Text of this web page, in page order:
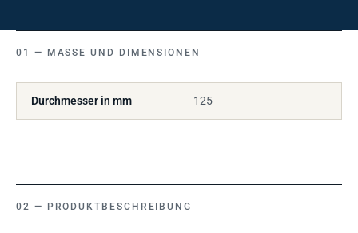
MASSE UND DIMENSIONEN
Durchmesser in mm 125
PRODUKTBESCHREIBUNG